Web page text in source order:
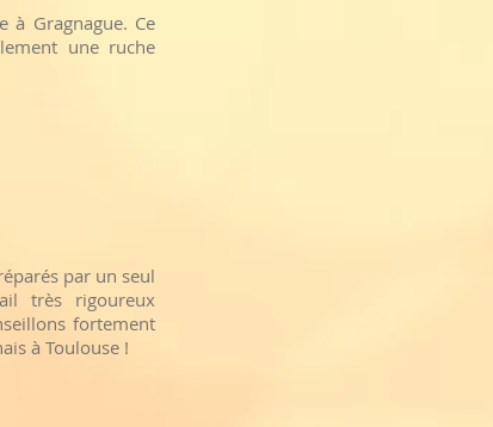
à Gragnague. Ce
une ruche
par un seul
très rigoureux
fortement
à Toulouse !